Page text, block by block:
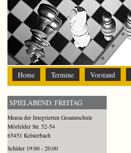
Home Termine Vorstand
SPIELABEND: FREITAG
Mensa der Integrierten Gesamtschule
Mörfelder Str. 52-54
65451 Kelsterbach
Schüler 19:00 - 20:00